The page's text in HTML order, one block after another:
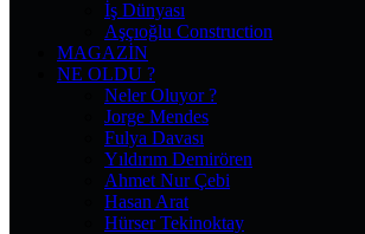
İş Dünyası
Aşçıoğlu Construction
MAGAZIN
NE OLDU ?
Neler Oluyor ?
Jorge Mendes
Fulya Davası
Yıldırım Demirören
Ahmet Nur Çebi
Hasan Arat
Hürser Tekinoktay